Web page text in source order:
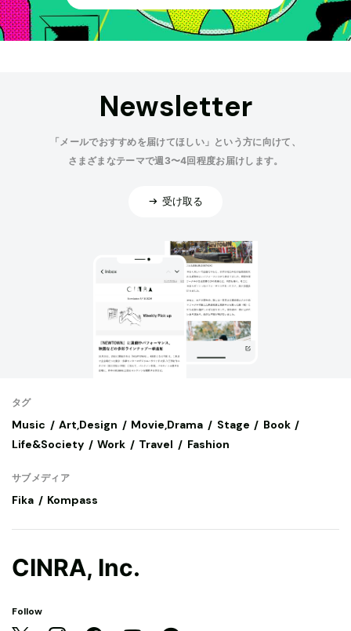
Newsletter
「メールでおすすめを届けてほしい」という方に向けて、
さまざまなテーマで週3〜4回程度お届けします。
受け取る
タグ
Music Art,Design Movie,Drama Stage
Book
Life&Society
Work Travel Fashion
サブメディア
Fika Kompass
CINRA, Inc.
Follow